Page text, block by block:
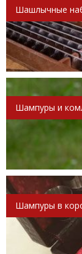
Шашлычные
Шампуры и
Шампуры в